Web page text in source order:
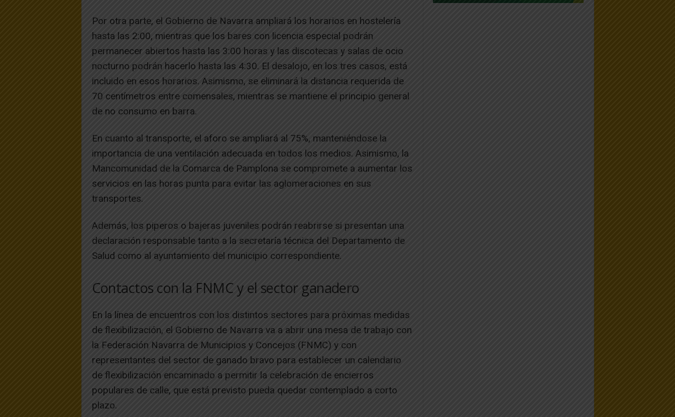
Por otra parte, el Gobierno de Navarra ampliará los horarios en hostelería
hasta las 2:00, mientras que los bares con licencia especial podrán
permanecer abiertos hasta las 3:00 horas y las discotecas y salas de ocio
nocturno podrán hacerlo hasta las 4:30. El desalojo, en los tres casos, está
incluido en esos horarios. Asimismo, se eliminará la distancia requerida de
70 centímetros entre comensales, mientras se mantiene el principio general
de no consumo en barra.
En cuanto al transporte, el aforo se ampliará al 75%, manteniéndose la
importancia de una ventilación adecuada en todos los medios. Asimismo, la
Mancomunidad de la Comarca de Pamplona se compromete a aumentar los
servicios en las horas punta para evitar las aglomeraciones en sus
transportes.
Además, los piperos o bajeras juveniles podrán reabrirse si presentan una
declaración responsable tanto a la secretaría técnica del Departamento de
Salud como al ayuntamiento del municipio correspondiente.
Contactos con la FNMC y el sector ganadero
En la línea de encuentros con los distintos sectores para próximas medidas
de flexibilización, el Gobierno de Navarra va a abrir una mesa de trabajo con
la Federación Navarra de Municipios y Concejos (FNMC) y con
representantes del sector de ganado bravo para establecer un calendario
de flexibilización encaminado a permitir la celebración de encierros
populares de calle, que está previsto pueda quedar contemplado a corto
plazo.